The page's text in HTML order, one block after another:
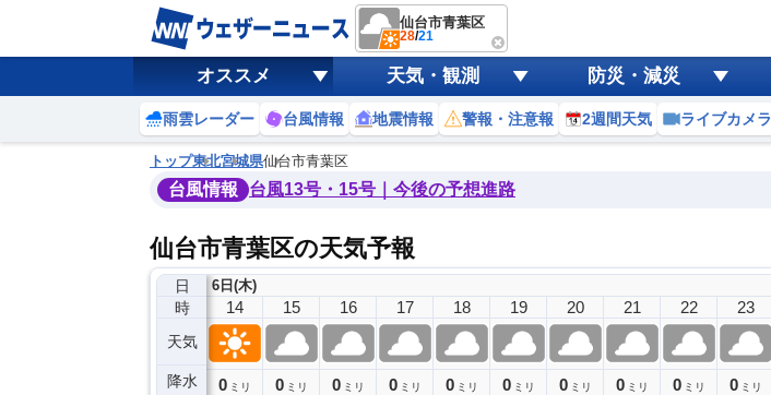
仙台市青葉区
28/21
オススメ 天気・観測 防災・減災
雨雲レーダー 台風情報 地震情報 警報・注意報 2週間天気 ライブカメラ
トップ東北宮城県仙台市青葉区
台風情報 台風13号・15号｜今後の予想進路
仙台市青葉区の天気予報
日
時
天気
降水
6日(木)
13
0ミリ
14
0 ミリ
15
0 ミリ
16
0 ミリ
17
0 ミリ
18
0 ミリ
19
0 ミリ
20
0 ミリ
21
0 ミリ
22
0 ミリ
23
0 ミリ